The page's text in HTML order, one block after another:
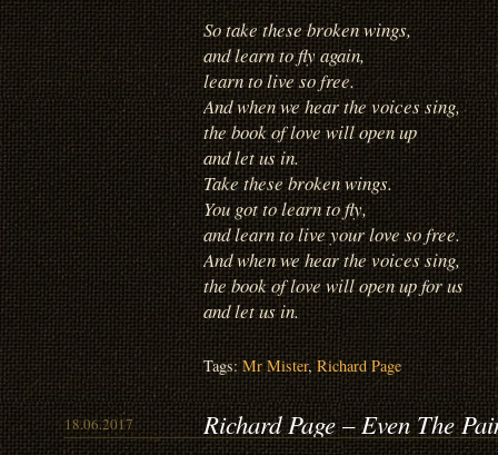
So take these broken wings,
and learn to fly again,
learn to live so free.
And when we hear the voices sing,
the book of love will open up
and let us in.
Take these broken wings.
You got to learn to fly,
and learn to live your love so free.
And when we hear the voices sing,
the book of love will open up for us
and let us in.
Tags:Mr Mister, Richard Page
18.06.2017 Richard Page – Even The